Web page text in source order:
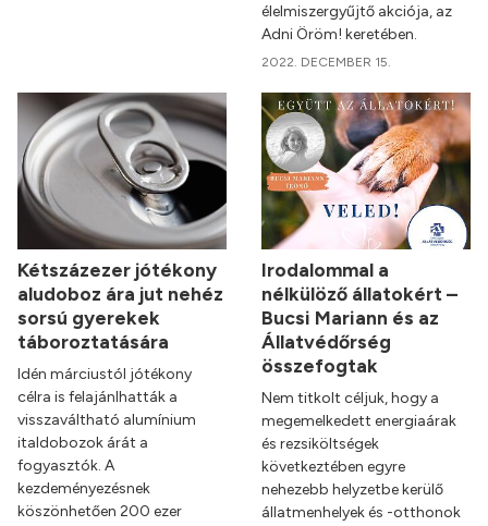
élelmiszergyűjtő akciója, az
Adni Öröm! keretében.
2022. DECEMBER 15.
Kétszázezer jótékony
aludoboz ára jut nehéz
sorsú gyerekek
táboroztatására
Idén márciustól jótékony
célra is felajánlhatták a
visszaváltható alumínium
italdobozok árát a
fogyasztók. A
kezdeményezésnek
köszönhetően 200 ezer
Irodalommal a
nélkülöző állatokért –
Bucsi Mariann és az
Állatvédőrség
összefogtak
Nem titkolt céljuk, hogy a
megemelkedett energiaárak
és rezsiköltségek
következtében egyre
nehezebb helyzetbe kerülő
állatmenhelyek és -otthonok